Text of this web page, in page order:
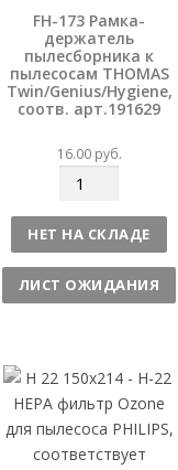
FH-173 Рамка-
держатель
пылесборника к
пылесосам THOMAS
Twin/Genius/Hygiene,
соотв. арт.191629
16.00 руб.
л
и
ч
е
в
о
НЕТ НА СКЛАДЕ
ЛИСТ ОЖИДАНИЯ